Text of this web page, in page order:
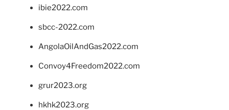
ibie2022.com
sbcc-2022.com
AngolaOilAndGas2022.com
Convoy4Freedom2022.com
grur2023.org
hkhk2023.org